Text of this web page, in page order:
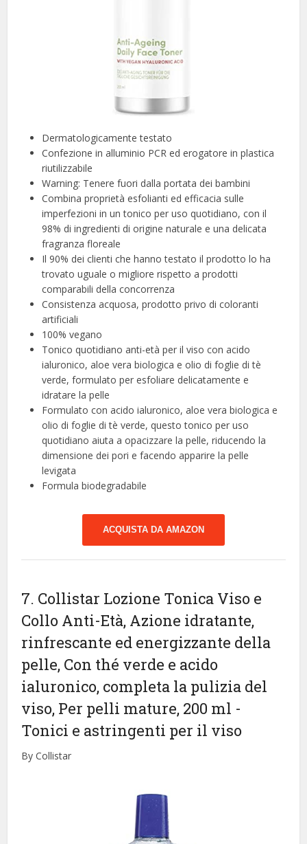
Dermatologicamente testato
Confezione in alluminio PCR ed erogatore in plastica
riutilizzabile
Warning: Tenere fuori dalla portata dei bambini
Combina proprietà esfolianti ed efficacia sulle
imperfezioni in un tonico per uso quotidiano, con il
98% di ingredienti di origine naturale e una delicata
fragranza floreale
Il 90% dei clienti che hanno testato il prodotto lo ha
trovato uguale o migliore rispetto a prodotti
comparabili della concorrenza
Consistenza acquosa, prodotto privo di coloranti
artificiali
100% vegano
Tonico quotidiano anti-età per il viso con acido
ialuronico, aloe vera biologica e olio di foglie di tè
verde, formulato per esfoliare delicatamente e
idratare la pelle
Formulato con acido ialuronico, aloe vera biologica e
olio di foglie di tè verde, questo tonico per uso
quotidiano aiuta a opacizzare la pelle, riducendo la
dimensione dei pori e facendo apparire la pelle
levigata
Formula biodegradabile
ACQUISTA DA AMAZON
7. Collistar Lozione Tonica Viso e
Collo Anti-Età, Azione idratante,
rinfrescante ed energizzante della
pelle, Con thé verde e acido
ialuronico, completa la pulizia del
viso, Per pelli mature, 200 ml -
Tonici e astringenti per il viso
By Collistar